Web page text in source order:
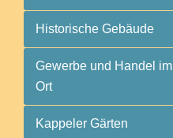
Historische Gebäude
Gewerbe und Handel im
Ort
Kappeler Gärten